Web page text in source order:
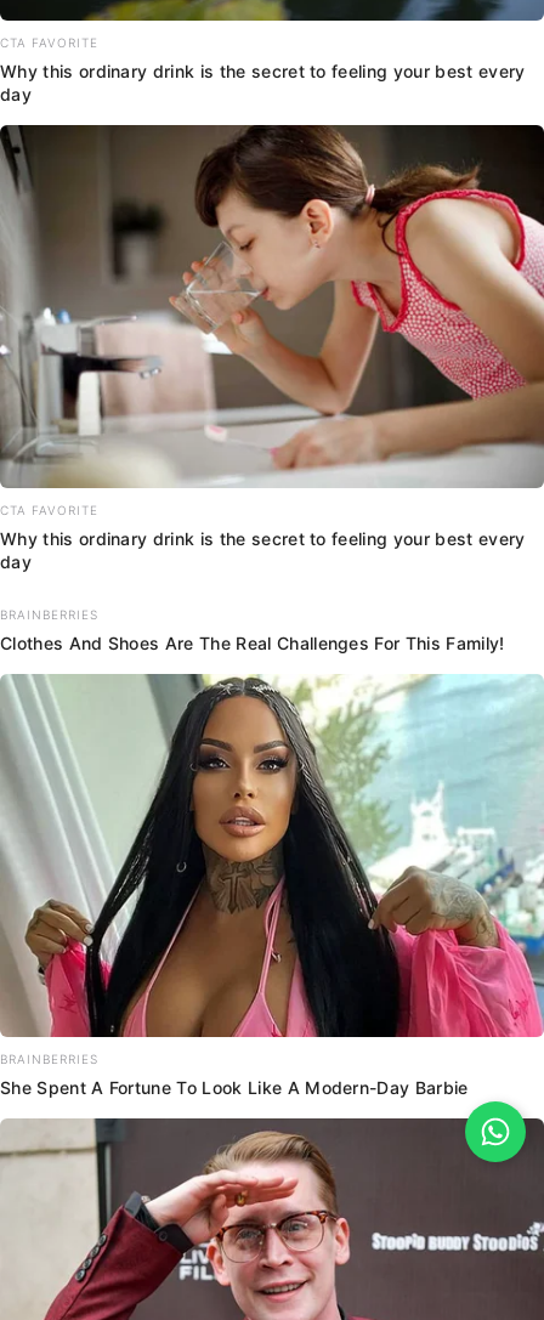
CTA FAVORITE
Why this ordinary drink is the secret to feeling your best every
day
CTA FAVORITE
Why this ordinary drink is the secret to feeling your best every
day
BRAINBERRIES
Clothes And Shoes Are The Real Challenges For This Family!
BRAINBERRIES
She Spent A Fortune To Look Like A Modern-Day Barbie